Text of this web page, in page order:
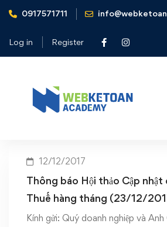
0917571711
Log in Register
Home Hội thảo cập nhật chính sách
Tag: Hội thảo cập
12/12/2017
Thông báo Hội thảo Cập nhật
Thuế hàng tháng (23/12/
Kính gửi: Quý doanh nghiệp và